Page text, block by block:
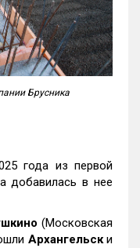
Брусника
года из первой
добавилась в нее
(Московская
Архангельски